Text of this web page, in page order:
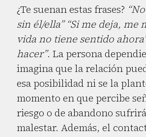
¿Te suenan estas frases?
sin él/ella” “Si me deja, me
vida no tiene sentido
hacer”. La persona
imagina que la relación
esa posibilidad ni se la
momento en que percibe
riesgo o de abandono
malestar. Además, el